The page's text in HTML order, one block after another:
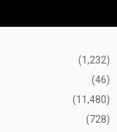
(1,232)
(46)
(11,480)
(728)